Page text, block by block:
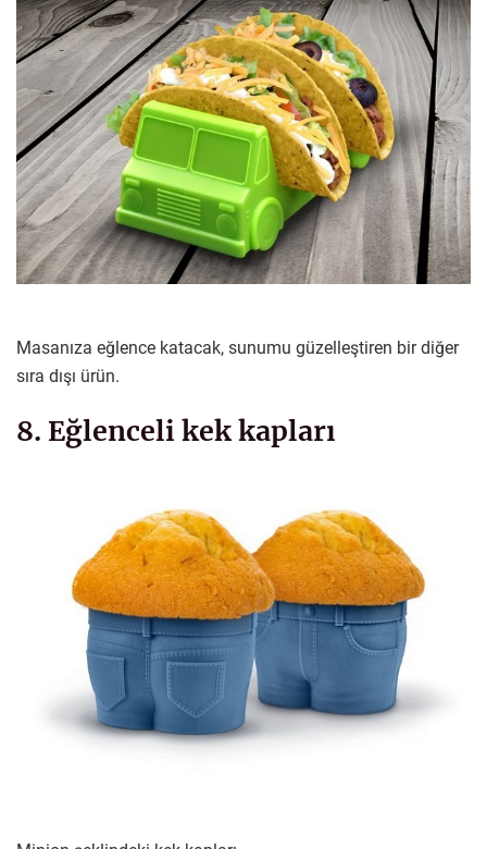
Masanıza eğlence katacak, sunumu güzelleştiren bir diğer
sıra dışı ürün.
8. Eğlenceli kek kapları